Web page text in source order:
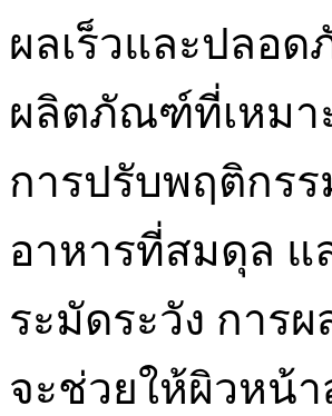
ผลเร็วและปลอ
ผลิตภัณฑ์ที่เหมา
การปรับพฤติกร
อาหารที่สมดุล แ
ระมัดระวัง การ
จะช่วยให้ผิวหน้